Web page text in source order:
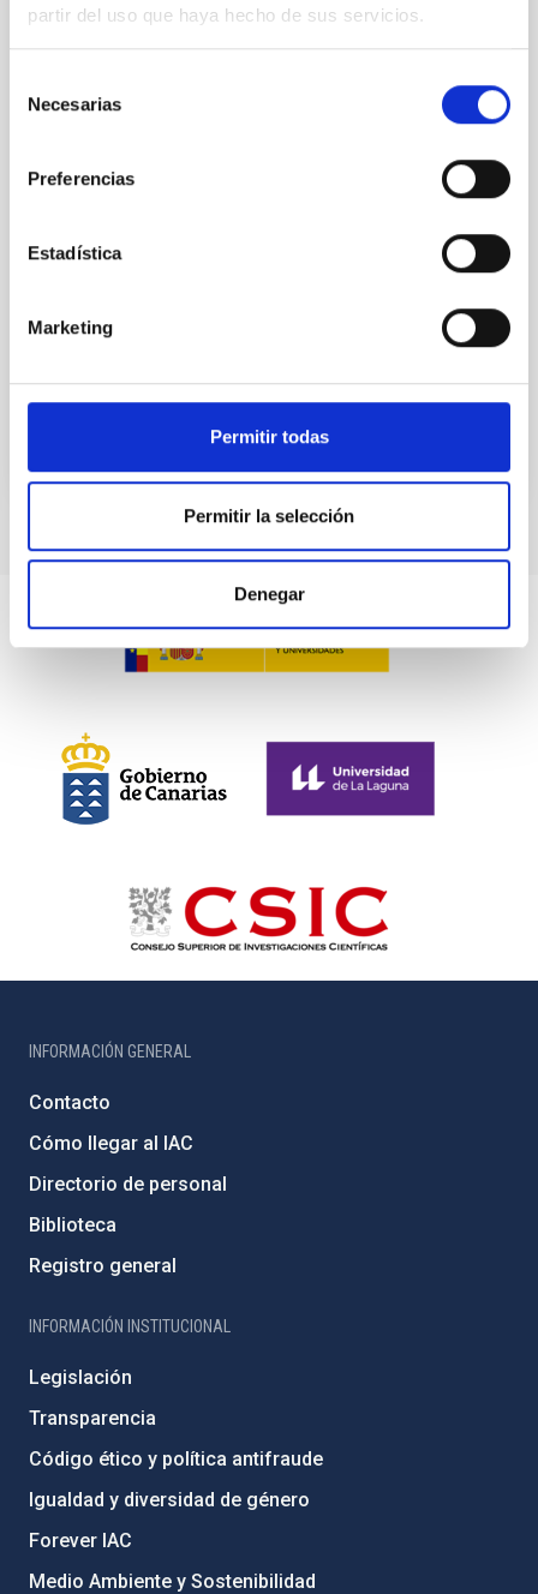
partir del uso que haya hecho de sus servicios.
Necesarias
Preferencias
Estadística
Marketing
Permitir todas
Permitir la selección
Denegar
The JWST Arcana Sample
chemistry of planetary and brown dwarf
indistinguishable abundance patterns. In this talk, I
obtained NIRSpec and
Fecha de publicación:
BIBCODE 2026ASTCS..1110204B
INFORMACIÓN GENERAL
Contacto
Cómo llegar al IAC
Directorio de personal
Biblioteca
Registro general
INFORMACIÓN INSTITUCIONAL
Legislación
Transparencia
Código ético y política antifraude
Igualdad y diversidad de género
Forever IAC
Medio Ambiente y Sostenibilidad